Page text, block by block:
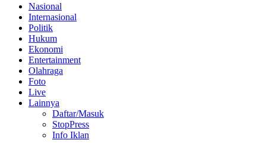
Nasional
Internasional
Politik
Hukum
Ekonomi
Entertainment
Olahraga
Foto
Live
Lainnya
Daftar/Masuk
StopPress
Info Iklan